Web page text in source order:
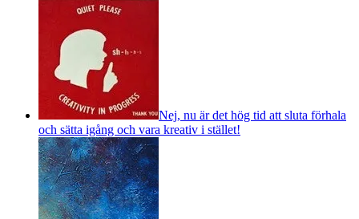
Nej, nu är det hög tid att sluta förhala
och sätta igång och vara kreativ i stället!